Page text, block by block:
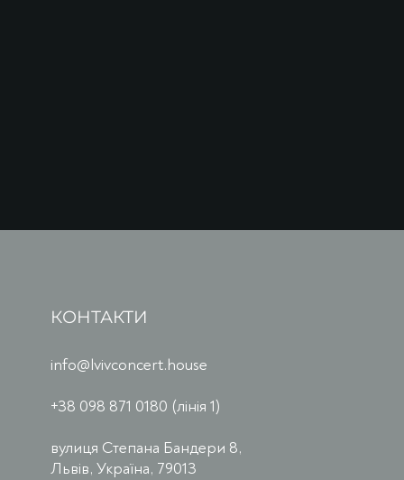
КОНТАКТИ
info@lvivconcert.house
+38 098 871 0180 (лінія 1)
вулиця Степана Бандери 8,
Львів, Україна, 79013